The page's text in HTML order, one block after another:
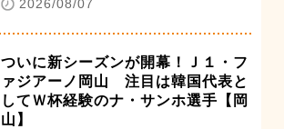
2026/08/07
ついに新シーズンが開幕！Ｊ１・フ
ァジアーノ岡山 注目は韓国代表と
してＷ杯経験のナ・サンホ選手【岡
山】